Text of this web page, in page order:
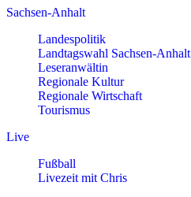
Sachsen-Anhalt
Landespolitik
Landtagswahl Sachsen-Anhalt
Leseranwältin
Regionale Kultur
Regionale Wirtschaft
Tourismus
Live
Fußball
Livezeit mit Chris